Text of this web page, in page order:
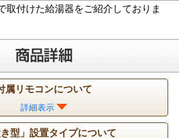
取付けた給湯器をご紹介しておりま
属リモコンについて
詳細表示
き型」設置タイプについて